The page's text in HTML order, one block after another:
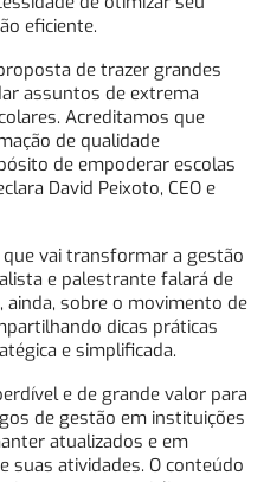
eficiente.
de trazer grandes
assuntos de extrema
Acreditamos que
de qualidade
de empoderar escolas
David Peixoto, CEO e
vai transformar a gestão
e palestrante falará de
ainda, sobre o movimento de
dicas práticas
e simplificada.
e de grande valor para
de gestão em instituições
atualizados e em
suas atividades. O conteúdo